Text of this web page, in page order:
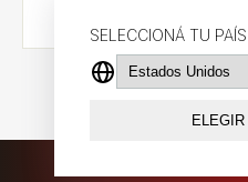
SELECCIONÁ TU PAÍS
ELEGIR